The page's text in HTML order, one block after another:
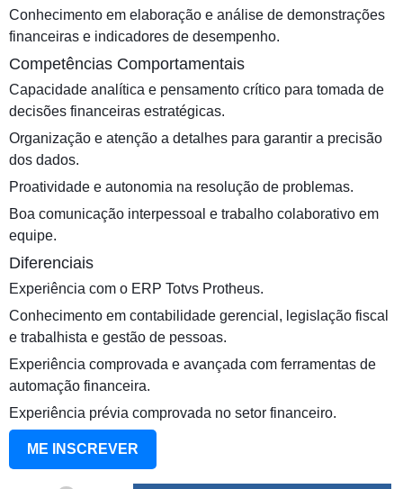
Conhecimento em elaboração e análise de demonstrações
financeiras e indicadores de desempenho.
Competências Comportamentais
Capacidade analítica e pensamento crítico para tomada de
decisões financeiras estratégicas.
Organização e atenção a detalhes para garantir a precisão
dos dados.
Proatividade e autonomia na resolução de problemas.
Boa comunicação interpessoal e trabalho colaborativo em
equipe.
Diferenciais
Experiência com o ERP Totvs Protheus.
Conhecimento em contabilidade gerencial, legislação fiscal
e trabalhista e gestão de pessoas.
Experiência comprovada e avançada com ferramentas de
automação financeira.
Experiência prévia comprovada no setor financeiro.
ME INSCREVER